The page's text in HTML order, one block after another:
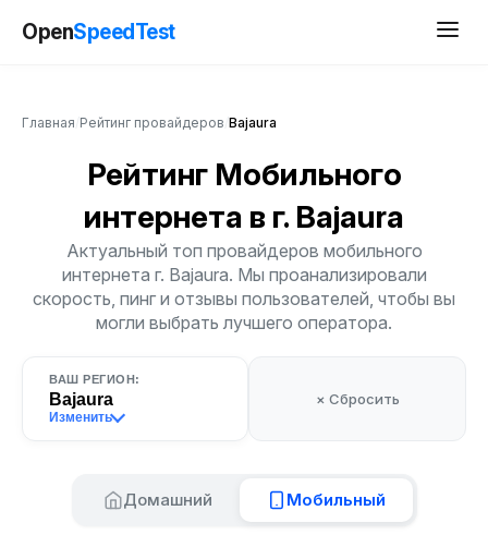
OpenSpeedTest
Главная Рейтинг провайдеров Bajaura
Рейтинг Мобильного
интернета в г. Bajaura
Актуальный топ провайдеров мобильного
интернета г. Bajaura. Мы проанализировали
скорость, пинг и отзывы пользователей, чтобы вы
могли выбрать лучшего оператора.
ВАШ РЕГИОН:
Bajaura
Изменить
× Сбросить
Домашний Мобильный